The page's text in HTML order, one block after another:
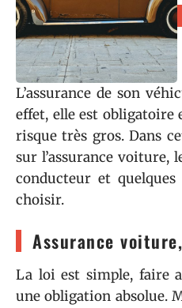
L’assurance de son
effet, elle est obligatoire
risque très gros. Dans
sur l’assurance voiture,
conducteur et
choisir.
Assurance
La loi est simple, faire
une obligation absolue.